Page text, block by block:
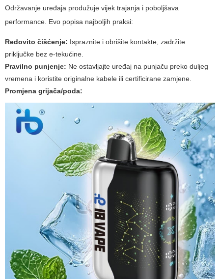
Održavanje uređaja produžuje vijek trajanja i poboljšava
performance. Evo popisa najboljih praksi:
Redovito čišćenje: Ispraznite i obrišite kontakte, zadržite
priključke bez e-tekućine.
Pravilno punjenje: Ne ostavljajte uređaj na punjaču preko duljeg
vremena i koristite originalne kabele ili certificirane zamjene.
Promjena grijača/poda: